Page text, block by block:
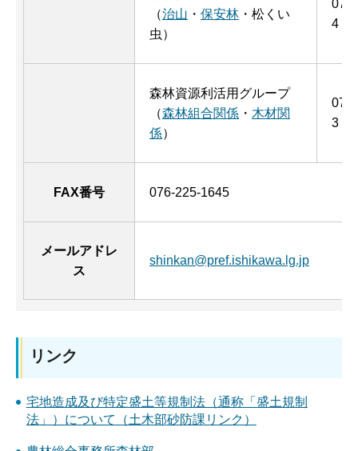
（治山 ・ 保安林 ・松くい
虫）
4
森林資源利活用グループ
（森林組合関係 ・ 木材関
係）
3
FAX番号 076-225-1645
メールアドレ
ス
shinkan@pref.ishikawa.lg.jp
リンク
宅地造成及び特定盛土等規制法（通称「盛土規制
法」）について（土木部砂防課リンク）